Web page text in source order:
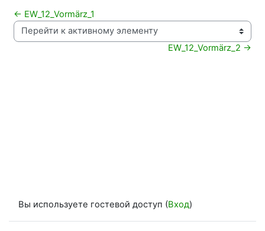
← EW_12_Vormärz_1
Перейти к активному элементу
EW_12_Vormärz_2 →
Вы используете гостевой доступ (Вход)